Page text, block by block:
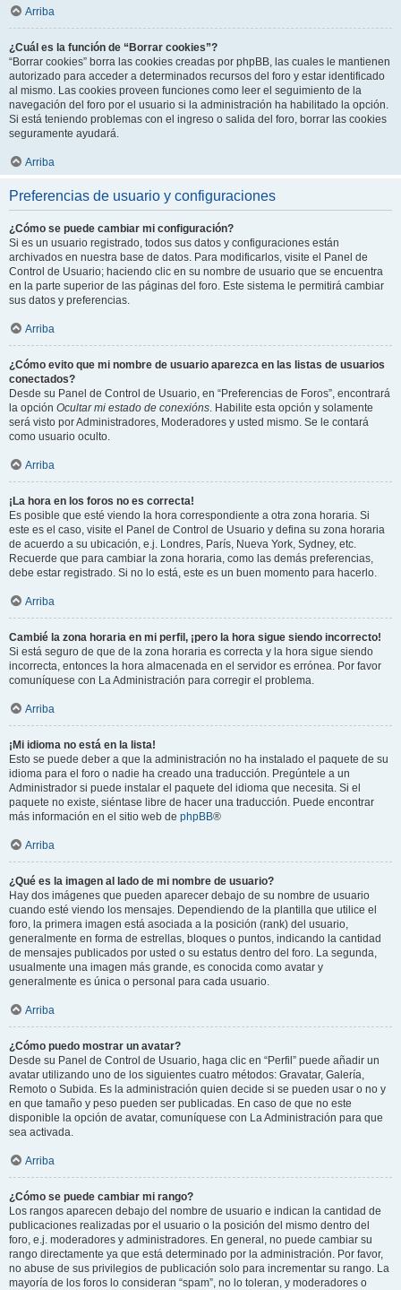
Arriba
¿Cuál es la función de “Borrar cookies”?
“Borrar cookies” borra las cookies creadas por phpBB, las cuales le mantienen
autorizado para acceder a determinados recursos del foro y estar identificado
al mismo. Las cookies proveen funciones como leer el seguimiento de la
navegación del foro por el usuario si la administración ha habilitado la opción.
Si está teniendo problemas con el ingreso o salida del foro, borrar las cookies
seguramente ayudará.
Arriba
Preferencias de usuario y configuraciones
¿Cómo se puede cambiar mi configuración?
Si es un usuario registrado, todos sus datos y configuraciones están
archivados en nuestra base de datos. Para modificarlos, visite el Panel de
Control de Usuario; haciendo clic en su nombre de usuario que se encuentra
en la parte superior de las páginas del foro. Este sistema le permitirá cambiar
sus datos y preferencias.
Arriba
¿Cómo evito que mi nombre de usuario aparezca en las listas de usuarios
conectados?
Desde su Panel de Control de Usuario, en “Preferencias de Foros”, encontrará
la opción Ocultar mi estado de conexións. Habilite esta opción y solamente
será visto por Administradores, Moderadores y usted mismo. Se le contará
como usuario oculto.
Arriba
¡La hora en los foros no es correcta!
Es posible que esté viendo la hora correspondiente a otra zona horaria. Si
este es el caso, visite el Panel de Control de Usuario y defina su zona horaria
de acuerdo a su ubicación, e.j. Londres, París, Nueva York, Sydney, etc.
Recuerde que para cambiar la zona horaria, como las demás preferencias,
debe estar registrado. Si no lo está, este es un buen momento para hacerlo.
Arriba
Cambié la zona horaria en mi perfil, ¡pero la hora sigue siendo incorrecto!
Si está seguro de que de la zona horaria es correcta y la hora sigue siendo
incorrecta, entonces la hora almacenada en el servidor es errónea. Por favor
comuníquese con La Administración para corregir el problema.
Arriba
¡Mi idioma no está en la lista!
Esto se puede deber a que la administración no ha instalado el paquete de su
idioma para el foro o nadie ha creado una traducción. Pregúntele a un
Administrador si puede instalar el paquete del idioma que necesita. Si el
paquete no existe, siéntase libre de hacer una traducción. Puede encontrar
más información en el sitio web de phpBB®
Arriba
¿Qué es la imagen al lado de mi nombre de usuario?
Hay dos imágenes que pueden aparecer debajo de su nombre de usuario
cuando esté viendo los mensajes. Dependiendo de la plantilla que utilice el
foro, la primera imagen está asociada a la posición (rank) del usuario,
generalmente en forma de estrellas, bloques o puntos, indicando la cantidad
de mensajes publicados por usted o su estatus dentro del foro. La segunda,
usualmente una imagen más grande, es conocida como avatar y
generalmente es única o personal para cada usuario.
Arriba
¿Cómo puedo mostrar un avatar?
Desde su Panel de Control de Usuario, haga clic en “Perfil” puede añadir un
avatar utilizando uno de los siguientes cuatro métodos: Gravatar, Galería,
Remoto o Subida. Es la administración quien decide si se pueden usar o no y
en que tamaño y peso pueden ser publicadas. En caso de que no este
disponible la opción de avatar, comuníquese con La Administración para que
sea activada.
Arriba
¿Cómo se puede cambiar mi rango?
Los rangos aparecen debajo del nombre de usuario e indican la cantidad de
publicaciones realizadas por el usuario o la posición del mismo dentro del
foro, e.j. moderadores y administradores. En general, no puede cambiar su
rango directamente ya que está determinado por la administración. Por favor,
no abuse de sus privilegios de publicación solo para incrementar su rango. La
mayoría de los foros lo consideran “spam”, no lo toleran, y moderadores o